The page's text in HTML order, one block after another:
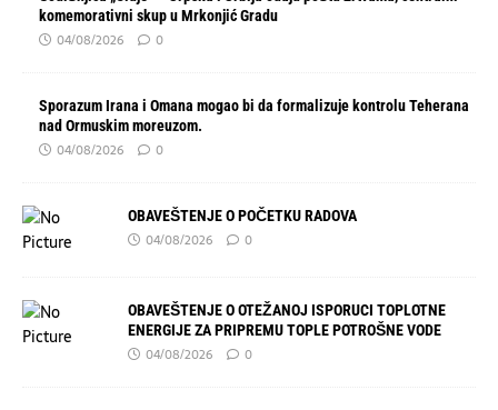
komemorativni skup u Mrkonjić Gradu
04/08/2026 0
Sporazum Irana i Omana mogao bi da formalizuje kontrolu Teherana
nad Ormuskim moreuzom.
04/08/2026 0
OBAVEŠTENJE O POČETKU RADOVA
04/08/2026 0
OBAVEŠTENJE O OTEŽANOJ ISPORUCI TOPLOTNE
ENERGIJE ZA PRIPREMU TOPLE POTROŠNE VODE
04/08/2026 0